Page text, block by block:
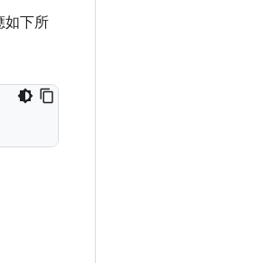
如下所